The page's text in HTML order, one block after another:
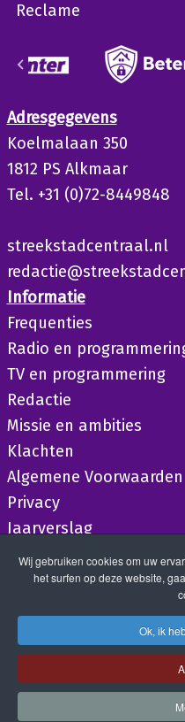
Reclame
Adresgegevens
Koelmalaan 350
1812 PS Alkmaar
Tel. +31 (0)72-8449848
streekstadcentraal.nl
Informatie
Frequenties
Radio en
TV en programmering
Redactie
Missie en ambities
Klachten
Algemene Voorwaarden
Privacy
Jaarverslag
Wij gebruiken cookies om uw
het surfen op deze website,
Ok, ik